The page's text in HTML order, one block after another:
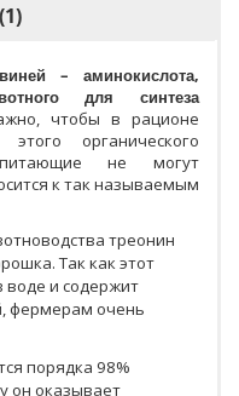
– аминокислота,
для синтеза
чтобы в рационе
органического
не могут
к так называемым
треонин
Так как этот
воде и содержит
фермерам очень
порядка 98%
он оказывает